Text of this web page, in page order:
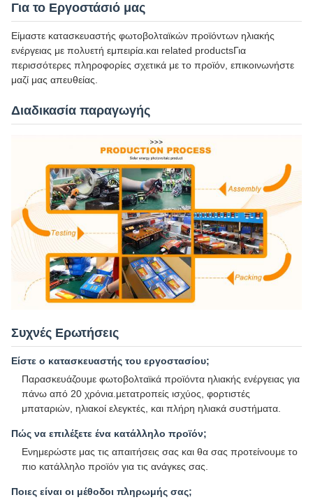
Για το Εργοστάσιό μας
Είμαστε κατασκευαστής φωτοβολταϊκών προϊόντων ηλιακής
ενέργειας με πολυετή εμπειρία.και related productsΓια
περισσότερες πληροφορίες σχετικά με το προϊόν, επικοινωνήστε
μαζί μας απευθείας.
Διαδικασία παραγωγής
Συχνές Ερωτήσεις
Είστε ο κατασκευαστής του εργοστασίου;
Παρασκευάζουμε φωτοβολταϊκά προϊόντα ηλιακής ενέργειας για
πάνω από 20 χρόνια.μετατροπείς ισχύος, φορτιστές
μπαταριών, ηλιακοί ελεγκτές, και πλήρη ηλιακά συστήματα.
Πώς να επιλέξετε ένα κατάλληλο προϊόν;
Ενημερώστε μας τις απαιτήσεις σας και θα σας προτείνουμε το
πιο κατάλληλο προϊόν για τις ανάγκες σας.
Ποιες είναι οι μέθοδοι πληρωμής σας;